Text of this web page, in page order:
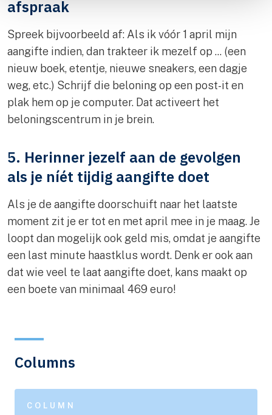
afspraak
Spreek bijvoorbeeld af: Als ik vóór 1 april mijn
aangifte indien, dan trakteer ik mezelf op ... (een
nieuw boek, etentje, nieuwe sneakers, een dagje
weg, etc.) Schrijf die beloning op een post-it en
plak hem op je computer. Dat activeert het
beloningscentrum in je brein.
5. Herinner jezelf aan de gevolgen
als je níét tijdig aangifte doet
Als je de aangifte doorschuift naar het laatste
moment zit je er tot en met april mee in je maag. Je
loopt dan mogelijk ook geld mis, omdat je aangifte
een last minute haastklus wordt. Denk er ook aan
dat wie veel te laat aangifte doet, kans maakt op
een boete van minimaal 469 euro!
Columns
COLUMN